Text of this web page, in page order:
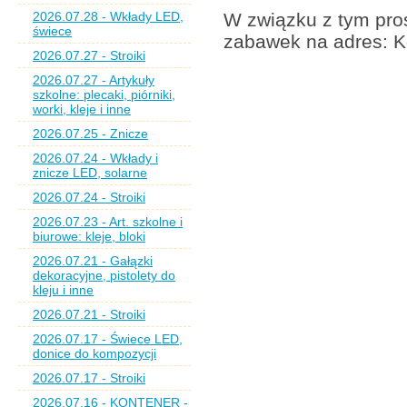
2026.07.28 - Wkłady LED,
świece
2026.07.27 - Stroiki
2026.07.27 - Artykuły
szkolne: plecaki, piórniki,
worki, kleje i inne
2026.07.25 - Znicze
2026.07.24 - Wkłady i
znicze LED, solarne
2026.07.24 - Stroiki
2026.07.23 - Art. szkolne i
biurowe: kleje, bloki
2026.07.21 - Gałązki
dekoracyjne, pistolety do
kleju i inne
2026.07.21 - Stroiki
2026.07.17 - Świece LED,
donice do kompozycji
2026.07.17 - Stroiki
2026.07.16 - KONTENER -
W związku z tym
zabawek na adres: